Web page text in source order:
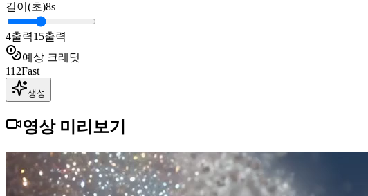
길이(초)8s
4출력15출력
예상 크레딧
112Fast
생성
영상 미리보기